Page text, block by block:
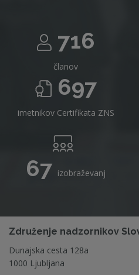
716
članov
697
imetnikov Certifikata ZNS
67 izobraževanj
Združenje nadzornikov
Dunajska cesta 128a
1000 Ljubljana